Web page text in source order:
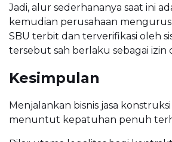
Jadi, alur sederhananya saat ini
kemudian perusahaan mengurus
SBU terbit dan terverifikasi oleh
tersebut sah berlaku sebagai izin
Kesimpulan
Menjalankan bisnis jasa
menuntut kepatuhan penuh